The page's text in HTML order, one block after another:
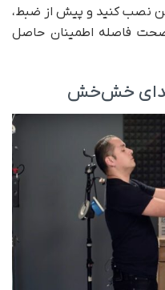
نصب کنید و پیش از ضبط،
فاصله اطمینان حاصل
صدای خش‌خش